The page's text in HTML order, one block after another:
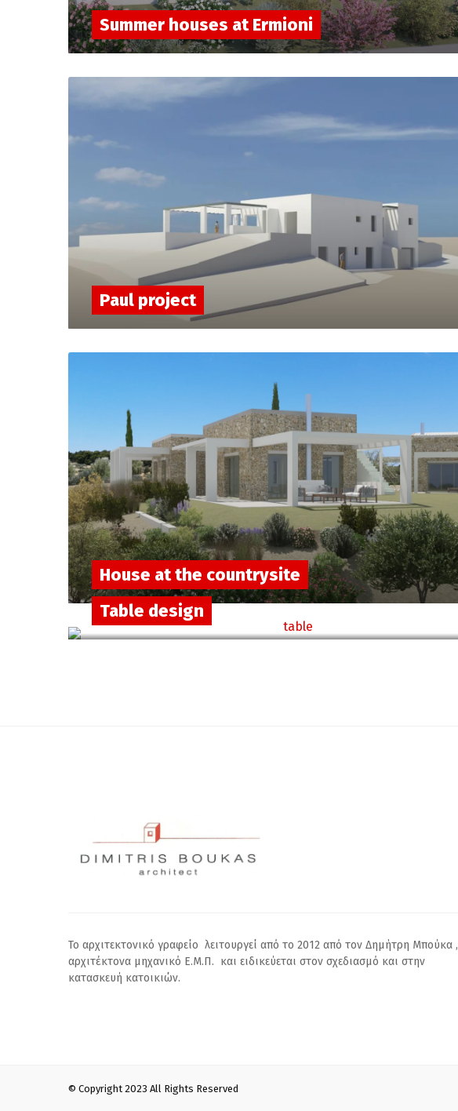
Summer houses at Ermioni
Paul project
House at the countrysite
Table design
Το αρχιτεκτονικό γραφείο λειτουργεί από το 2012 από τον Δημήτρη Μπούκα ,
αρχιτέκτονα μηχανικό Ε.Μ.Π. και ειδικεύεται στον σχεδιασμό και στην
κατασκευή κατοικιών.
© Copyright 2023 All Rights Reserved